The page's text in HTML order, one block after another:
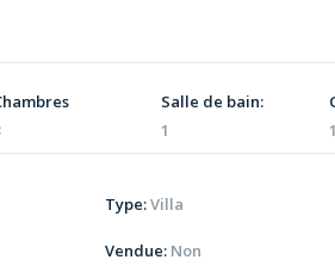
Salle de bain:
1
1
Type:Villa
Vendue: Non